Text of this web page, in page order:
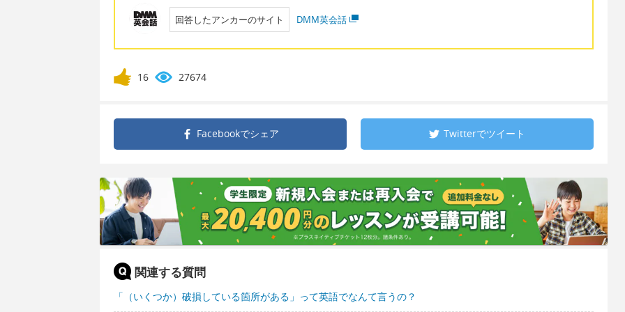
回答したアンカーのサイト DMM英会話
16 27674
Facebookでシェア Twitterでツイート
関連する質問
「（いくつか）破損している箇所がある」って英語でなんて言うの？